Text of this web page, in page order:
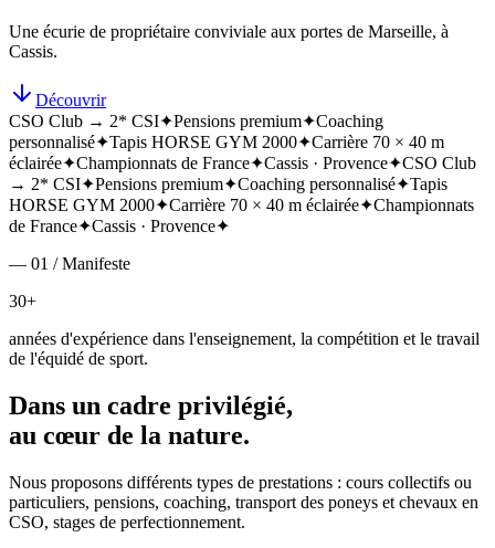
Une écurie de propriétaire conviviale aux portes de Marseille, à
Cassis.
Découvrir
CSO Club → 2* CSI✦Pensions premium✦Coaching
personnalisé✦Tapis HORSE GYM 2000✦Carrière 70 × 40 m
éclairée✦Championnats de France✦Cassis · Provence✦CSO Club
→ 2* CSI✦Pensions premium✦Coaching personnalisé✦Tapis
HORSE GYM 2000✦Carrière 70 × 40 m éclairée✦Championnats
de France✦Cassis · Provence✦
— 01 / Manifeste
30+
années d'expérience dans l'enseignement, la compétition et le travail
de l'équidé de sport.
Dans un cadre privilégié,
au cœur de la nature.
Nous proposons différents types de prestations : cours collectifs ou
particuliers, pensions, coaching, transport des poneys et chevaux en
CSO, stages de perfectionnement.